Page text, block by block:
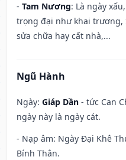
- Tam Nương: Là ngày
trọng đại như khai trương,
sửa chữa hay cất nhà,...
Ngũ Hành
Ngày: Giáp Dần - tức Can
ngày này là ngày cát.
- Nạp âm: Ngày Đại Khê
Bính Thân.